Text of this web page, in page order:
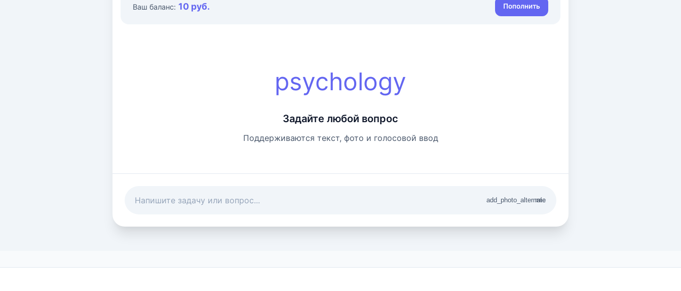
Ваш баланс: 10 руб. Пополнить
psychology
Задайте любой вопрос
Поддерживаются текст, фото и голосовой ввод
add_photo_alternate
mic